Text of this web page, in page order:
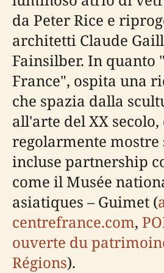
da Peter Rice e
architetti Claude
Fainsilber. In quanto
France", ospita una
che spazia dalla
all'arte del XX
regolarmente mostre
incluse partnership
come il Musée
asiatiques – Guimet (
centrefrance.com,
ouverte du
Régions).